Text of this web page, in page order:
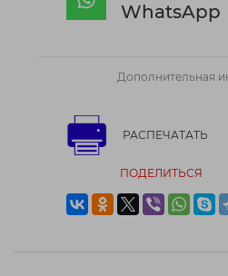
WhatsApp
Дополнительная
РАСПЕЧАТАТЬ
ПОДЕЛИТЬСЯ